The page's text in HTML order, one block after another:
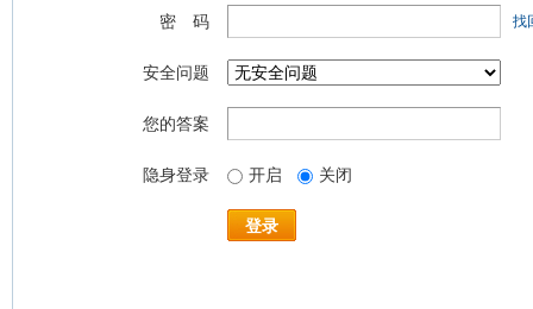
密 码 找
安全问题
您的答案
隐身登录 开启 关闭
登录